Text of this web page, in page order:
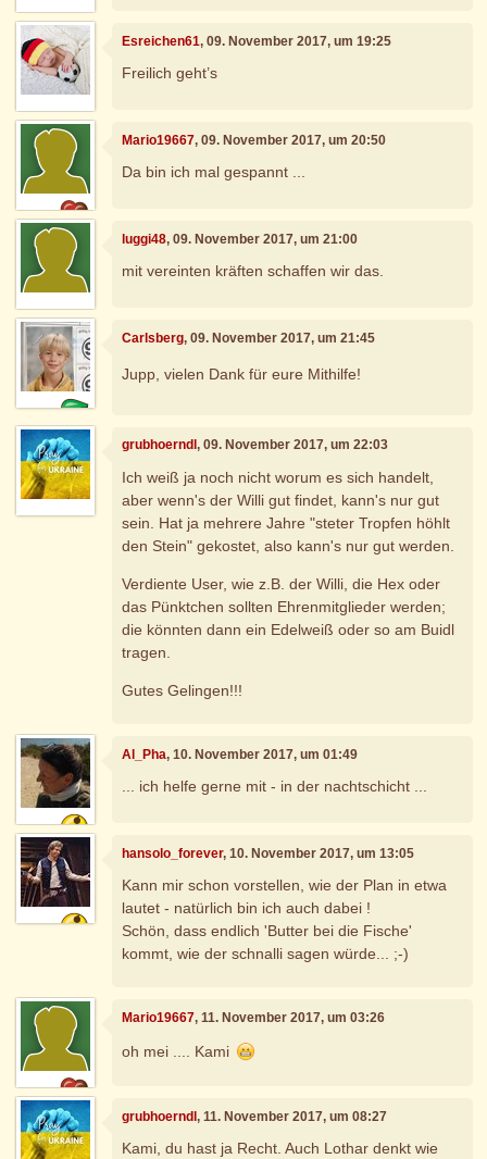
Esreichen61, 09. November 2017, um 19:25
Freilich geht’s
Mario19667, 09. November 2017, um 20:50
Da bin ich mal gespannt ...
luggi48, 09. November 2017, um 21:00
mit vereinten kräften schaffen wir das.
Carlsberg, 09. November 2017, um 21:45
Jupp, vielen Dank für eure Mithilfe!
grubhoerndl, 09. November 2017, um 22:03
Ich weiß ja noch nicht worum es sich handelt,
aber wenn's der Willi gut findet, kann's nur gut
sein. Hat ja mehrere Jahre "steter Tropfen höhlt
den Stein" gekostet, also kann's nur gut werden.
Verdiente User, wie z.B. der Willi, die Hex oder
das Pünktchen sollten Ehrenmitglieder werden;
die könnten dann ein Edelweiß oder so am Buidl
tragen.
Gutes Gelingen!!!
Al_Pha, 10. November 2017, um 01:49
... ich helfe gerne mit - in der nachtschicht ...
hansolo_forever, 10. November 2017, um 13:05
Kann mir schon vorstellen, wie der Plan in etwa
lautet - natürlich bin ich auch dabei !
Schön, dass endlich 'Butter bei die Fische'
kommt, wie der schnalli sagen würde... ;-)
Mario19667, 11. November 2017, um 03:26
oh mei .... Kami
grubhoerndl, 11. November 2017, um 08:27
Kami, du hast ja Recht. Auch Lothar denkt wie